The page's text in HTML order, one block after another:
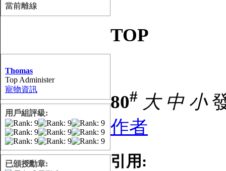
當前離線
TOP
Thomas
Top Administer
寵物資訊
用戶組評級:
已頒授勳章:
80# 大 中 小
作者
引用: